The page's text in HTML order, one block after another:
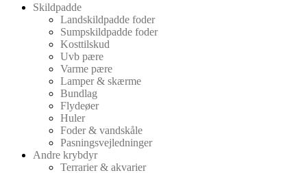
Skildpadde
Landskildpadde foder
Sumpskildpadde foder
Kosttilskud
Uvb pære
Varme pære
Lamper & skærme
Bundlag
Flydeøer
Huler
Foder & vandskåle
Pasningsvejledninger
Andre krybdyr
Terrarier & akvarier